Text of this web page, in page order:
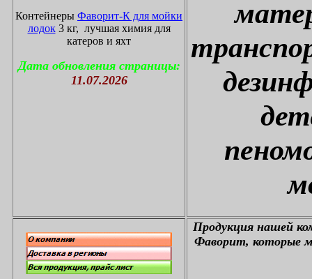
Контейнеры Фаворит-К для мойки
лодок3 кг, лучшая химия для
катеров и яхт
Дата обновления страницы:
11.07.2026
Продукция нашей
Фаворит, которые